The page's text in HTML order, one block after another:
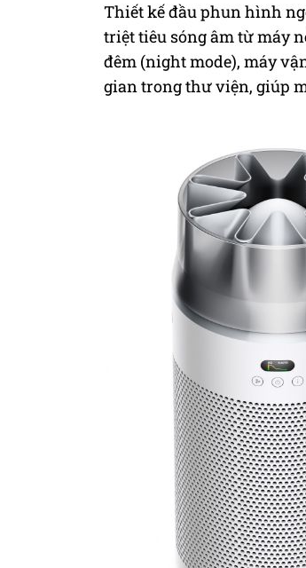
Thiết kế đầu phun hình
triệt tiêu sóng âm từ máy
đêm (night mode), máy
gian trong thư viện, giúp